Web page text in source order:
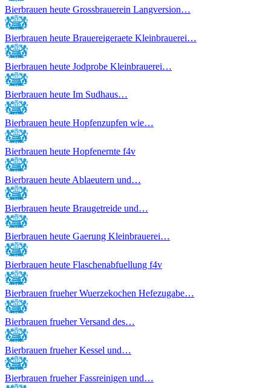
Bierbrauen heute Grossbrauerein Langversion…
Bierbrauen heute Brauereigeraete Kleinbrauerei…
Bierbrauen heute Jodprobe Kleinbrauerei…
Bierbrauen heute Im Sudhaus…
Bierbrauen heute Hopfenzupfen wie…
Bierbrauen heute Hopfenernte f4v
Bierbrauen heute Ablaeutern und…
Bierbrauen heute Braugetreide und…
Bierbrauen heute Gaerung Kleinbrauerei…
Bierbrauen heute Flaschenabfuellung f4v
Bierbrauen frueher Wuerzekochen Hefezugabe…
Bierbrauen frueher Versand des…
Bierbrauen frueher Kessel und…
Bierbrauen frueher Fassreinigen und…